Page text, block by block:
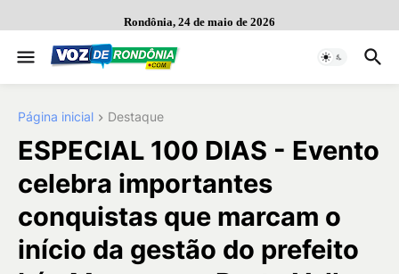
Rondônia, 24 de maio de 2026
Página inicial Destaque
ESPECIAL 100 DIAS - Evento
celebra importantes
conquistas que marcam o
início da gestão do prefeito